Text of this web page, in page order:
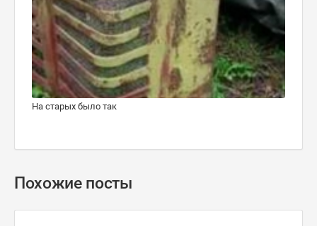
На старых было так
Похожие посты